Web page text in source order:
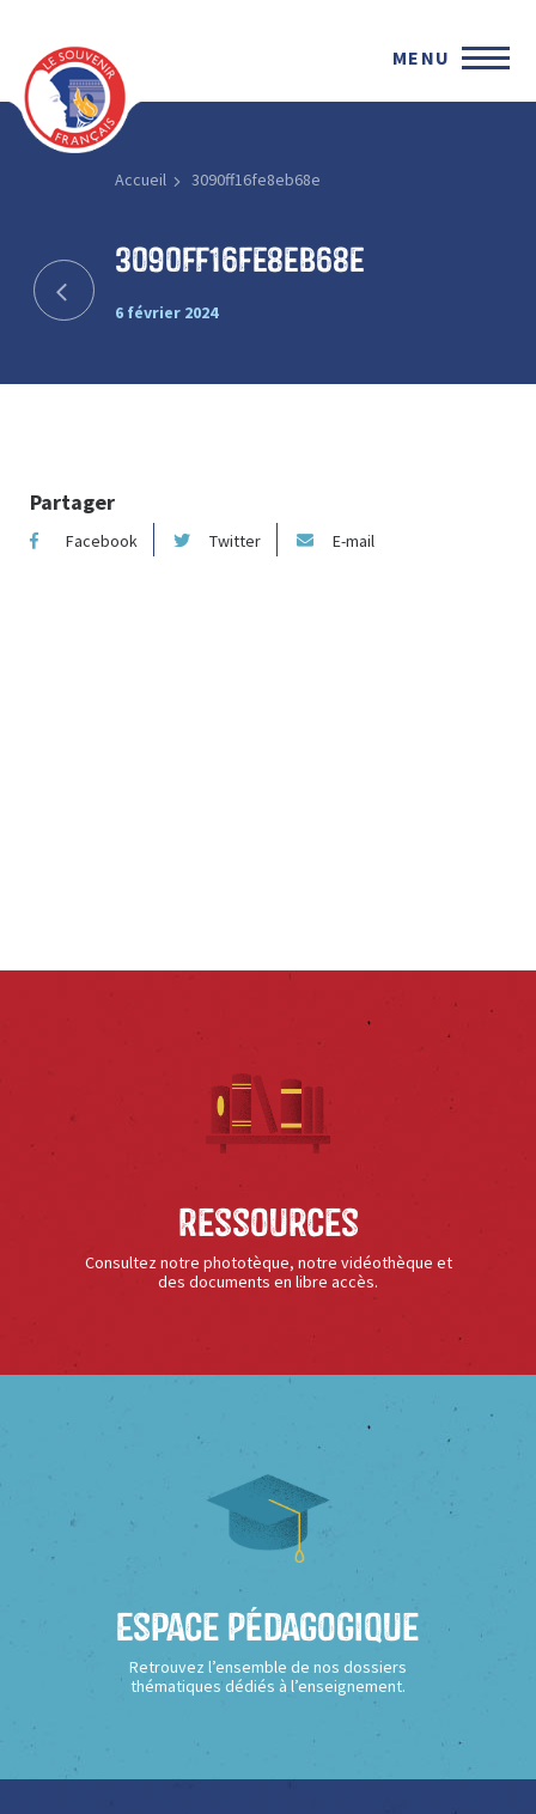
MENU
Accueil 3090ff16fe8eb68e
3090ff16fe8eb68e
6 février 2024
Partager
Facebook Twitter E-mail
Ressources
Consultez notre phototèque, notre vidéothèque et
des documents en libre accès.
Espace Pédagogique
Retrouvez l’ensemble de nos dossiers
thématiques dédiés à l’enseignement.